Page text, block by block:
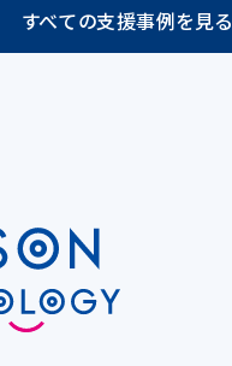
すべての支援事例を見る